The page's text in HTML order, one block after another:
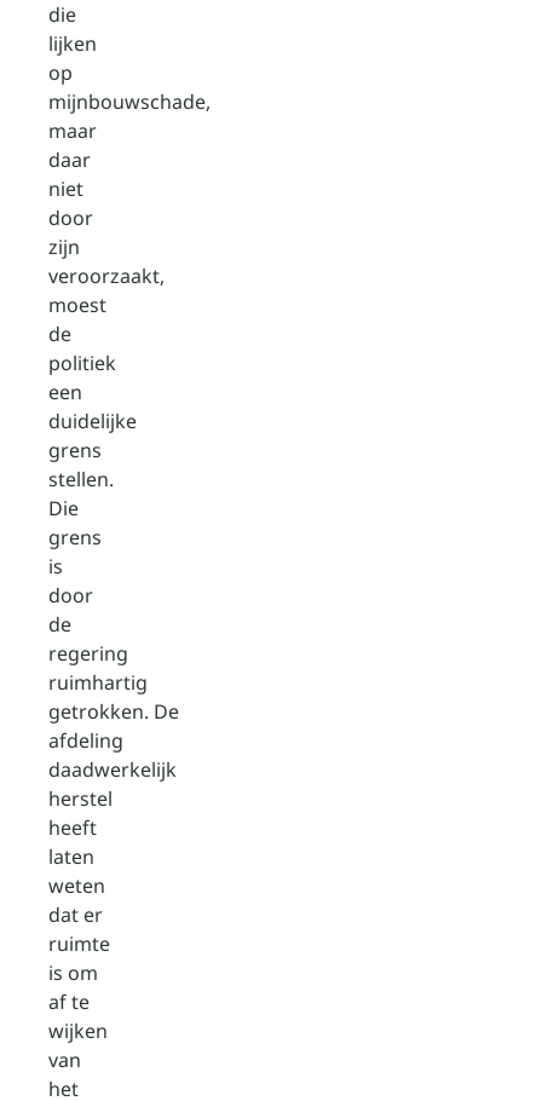
die
lijken
op
mijnbouwschade,
maar
daar
niet
door
zijn
veroorzaakt,
moest
de
politiek
een
duidelijke
grens
stellen.
Die
grens
is
door
de
regering
ruimhartig
getrokken. De
afdeling
daadwerkelijk
herstel
heeft
laten
weten
dat er
ruimte
is om
af te
wijken
van
het